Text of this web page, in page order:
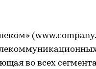
во всех